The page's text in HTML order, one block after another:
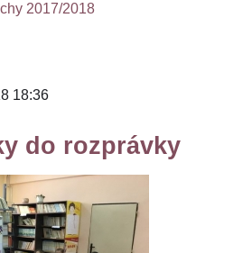
2017/2018
18:36
do rozprávky